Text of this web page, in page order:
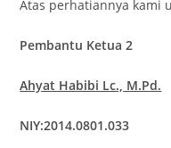
Atas perhatiannya kami
Pembantu Ketua 2
Ahyat Habibi Lc., M.Pd.
NIY:2014.0801.033